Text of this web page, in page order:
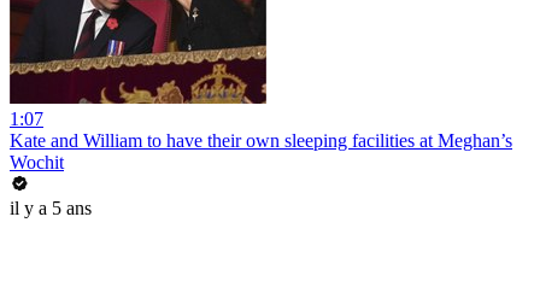
1:07
Kate and William to have their own sleeping facilities at Meghan’s
Wochit
il y a 5 ans